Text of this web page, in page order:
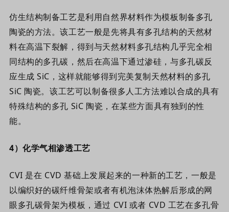
仿生结构制备工艺是利用自然界材料作为模板制备多孔
陶瓷的方法。该工艺一般是先将具有多孔结构的天然材
料在高温下裂解，得到与天然材料多孔结构几乎完全相
同结构的多孔碳，然后在高温下通过渗硅，与多孔碳反
应生成 SiC，这样就能够得到完美复制天然材料的多孔
SiC 陶瓷。该工艺可以制备很多人工方法难以合成的具有
特殊结构的多孔 SiC 陶瓷，在某些方面具有独到的性
能。
4）化学气相渗透工艺
CVI 是在 CVD 基础上发展起来的一种新的工艺，一般是
以编织好的碳纤维骨架或者有机泡沫体热解后形成的网
眼多孔碳骨架为模板，通过 CVI 或者 CVD 工艺在多孔骨